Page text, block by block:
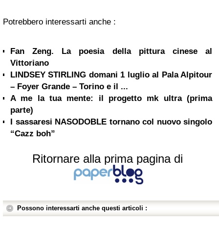
Potrebbero interessarti anche :
Fan Zeng. La poesia della pittura cinese al
Vittoriano
LINDSEY STIRLING domani 1 luglio al Pala Alpitour
– Foyer Grande – Torino e il ...
A me la tua mente: il progetto mk ultra (prima
parte)
I sassaresi NASODOBLE tornano col nuovo singolo
“Cazz boh”
Ritornare alla prima pagina di
Possono interessarti anche questi articoli :